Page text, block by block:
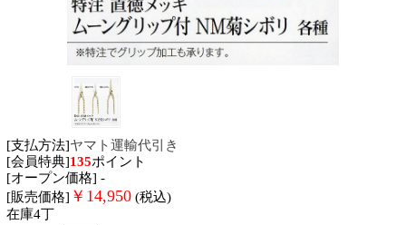
[支払方法]ヤマト運輸代引き
[会員特典]135ポイント
[オープン価格] -
[販売価格] ￥ 14,950 (税込)
在庫4丁